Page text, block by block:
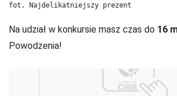
fot. Najdelikatniejszy prezent
Na udział w konkursie masz czas do 16
Powodzenia!